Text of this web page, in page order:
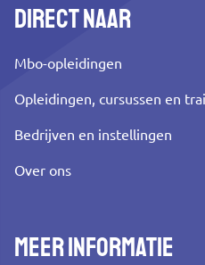
Direct naar
Mbo-opleidingen
Opleidingen, cursussen en
Bedrijven en instellingen
Over ons
Meer informatie